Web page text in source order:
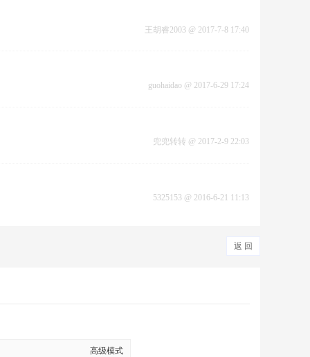
王胡睿2003 @ 2017-7-8 17:40
guohaidao @ 2017-6-29 17:24
兜兜转转 @ 2017-2-9 22:03
5325153 @ 2016-6-21 11:13
返 回
高级模式